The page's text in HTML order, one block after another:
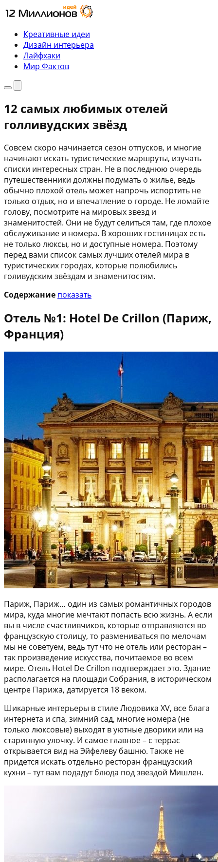
Перейти
к
содержимому
Креативные идеи
Дизайн интерьера
Лайфхаки
Мир Фактов
МенюПоиск
12 самых любимых отелей
голливудских звёзд
Совсем скоро начинается сезон отпусков, и многие
начинают искать туристические маршруты, изучать
списки интересных стран. Не в последнюю очередь
путешественники должны подумать о жилье, ведь
обычно плохой отель может напрочь испортить не
только отдых, но и впечатление о городе. Не ломайте
голову, посмотрите на мировых звезд и
знаменитостей. Они не будут селиться там, где плохое
обслуживание и номера. В хороших гостиницах есть
не только люксы, но и доступные номера. Поэтому
перед вами список самых лучших отелей мира в
туристических городах, которые полюбились
голивудским звёздам и знаменитостям.
Содержание показать
Отель №1: Hotel De Crillon (Париж,
Франция)
Париж, Париж… один из самых романтичных городов
мира, куда многие мечтают попасть всю жизнь. А если
вы в числе счастливчиков, которые отправляются во
французскую столицу, то размениваться по мелочам
мы не советуем, ведь тут что не отель или ресторан –
так произведение искусства, почитаемое во всем
мире. Отель Hotel De Crillon подтверждает это. Здание
располагается на площади Собрания, в историческом
центре Парижа, датируется 18 веком.
Шикарные интерьеры в стиле Людовика XV, все блага
интернета и спа, зимний сад, многие номера (не
только люксовые) выходят в уютные дворики или на
старинную улочку. И самое главное – с террас
открывается вид на Эйфелеву башню. Также не
придется искать отдельно ресторан французский
кухни – тут вам подадут блюда под звездой Мишлен.